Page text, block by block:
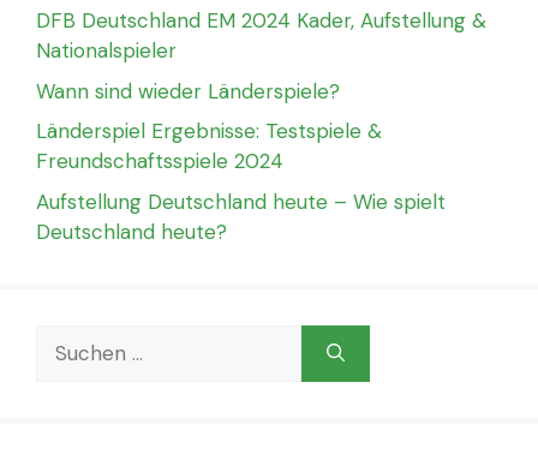
DFB Deutschland EM 2024 Kader, Aufstellung &
Nationalspieler
Wann sind wieder Länderspiele?
Länderspiel Ergebnisse: Testspiele &
Freundschaftsspiele 2024
Aufstellung Deutschland heute – Wie spielt
Deutschland heute?
Suchen
nach: